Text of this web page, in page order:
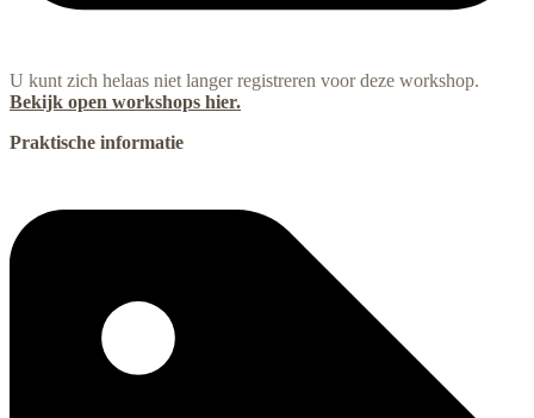
U kunt zich helaas niet langer registreren voor deze workshop.
Bekijk open workshops hier.
Praktische informatie